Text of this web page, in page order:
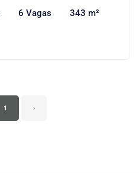
6 Vagas 343 m²
1 ›